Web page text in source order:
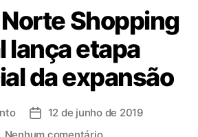
Shopping
lança etapa
da expansão
12 de junho de 2019